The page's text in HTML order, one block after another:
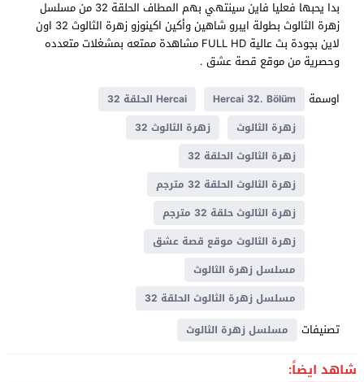
بدا يحبها فعليا فاين سينتهي بهم المطاف الحلقة 32 من مسلسل
زهرة الثالوث بطولة ايبرو شاهين وأكين اكينوزو زهرة الثالوث 32 اون
لاين بجودة بث عالية FULL HD مشاهدة ممتعه بمشغلات متعدده
وحصرية من موقع قصة عشق .
اوسمة
Hercai 32. Bölüm
Hercai الحلقة 32
زهرة الثالوث
زهرة الثالوث 32
زهرة الثالوث الحلقة 32
زهرة الثالوث الحلقة 32 مترجم
زهرة الثالوث حلقة 32 مترجم
زهرة الثالوث موقع قصة عشق
مسلسل زهرة الثالوث
مسلسل زهرة الثالوث الحلقة 32
تصنيفات مسلسل زهرة الثالوث
شاهد ايضاً: